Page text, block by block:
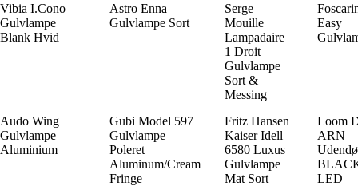
Vibia I.Cono
Gulvlampe
Blank Hvid
Astro Enna
Gulvlampe Sort
Serge
Mouille
Lampadaire
1 Droit
Gulvlampe
Sort &
Messing
Easy
Audo Wing
Gulvlampe
Aluminium
Gubi Model 597
Gulvlampe
Poleret
Aluminum/Cream
Fringe
Fritz Hansen
Kaiser Idell
6580 Luxus
Gulvlampe
Mat Sort
Loom
ARN
LED